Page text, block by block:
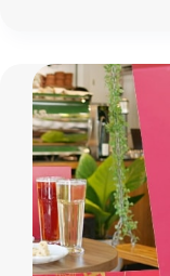
心
意！
宅
配
美
食
推
薦
｜
比
登
推
薦
完
整
名
單，
全